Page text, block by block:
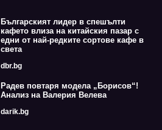
Българският лидер в спешълти
кафето влиза на китайския пазар с
едни от най-редките сортове кафе в
света
dbr.bg
Радев повтаря модела „Борисов“!
Анализ на Валерия Велева
darik.bg